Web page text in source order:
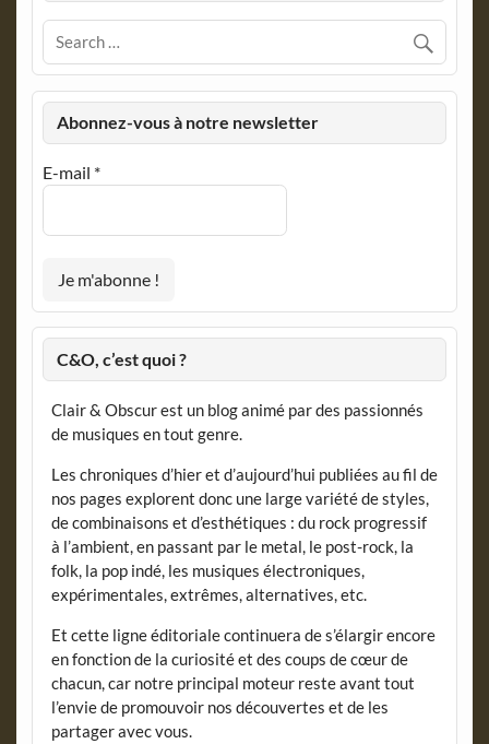
Abonnez-vous à notre newsletter
E-mail *
C&O, c’est quoi ?
Clair & Obscur est un blog animé par des passionnés
de musiques en tout genre.
Les chroniques d’hier et d’aujourd’hui publiées au fil de
nos pages explorent donc une large variété de styles,
de combinaisons et d’esthétiques : du rock progressif
à l’ambient, en passant par le metal, le post-rock, la
folk, la pop indé, les musiques électroniques,
expérimentales, extrêmes, alternatives, etc.
Et cette ligne éditoriale continuera de s’élargir encore
en fonction de la curiosité et des coups de cœur de
chacun, car notre principal moteur reste avant tout
l’envie de promouvoir nos découvertes et de les
partager avec vous.